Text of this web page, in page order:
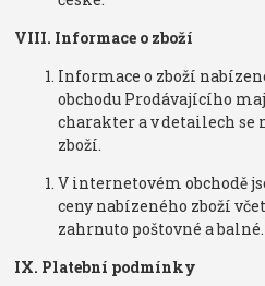
VIII. Informace o zboží
Informace o zboží
obchodu Prodávajícího
charakter a v detailech se
zboží.
V internetovém obchodě
ceny nabízeného zboží
zahrnuto poštovné a balné.
IX. Platební podmínky